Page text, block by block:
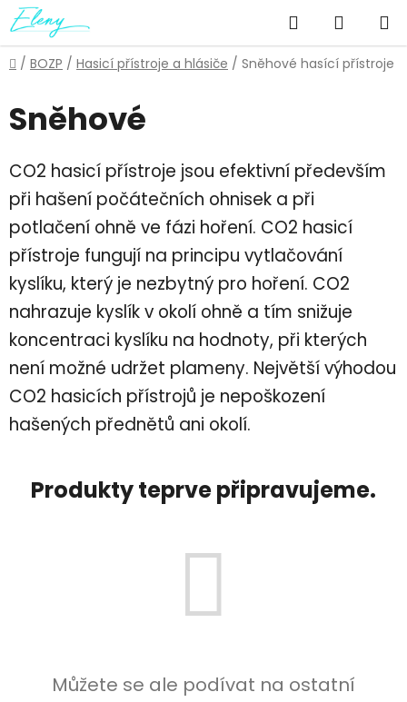
Přejít
na
obsah
Hledat
KOŠÍK
Domů
/ BOZP / Hasicí přístroje a hlásiče / Sněhové hasící přístroje
Sněhové
CO2 hasicí přístroje jsou efektivní především
při hašení počátečních ohnisek a při
potlačení ohně ve fázi hoření. CO2 hasicí
přístroje fungují na principu vytlačování
kyslíku, který je nezbytný pro hoření. CO2
nahrazuje kyslík v okolí ohně a tím snižuje
koncentraci kyslíku na hodnoty, při kterých
není možné udržet plameny. Největší výhodou
CO2 hasicích přístrojů je nepoškození
hašených přednětů ani okolí.
Produkty teprve připravujeme.
Můžete se ale podívat na ostatní